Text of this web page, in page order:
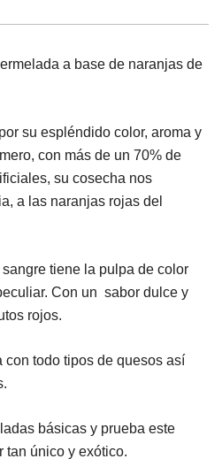
a base de naranjas de
su espléndido color, aroma y
con más de un 70% de
su cosecha nos
a las naranjas rojas del
tiene la pulpa de color
Con un sabor dulce y
rojos.
con todo tipos de quesos así
básicas y prueba este
tan único y exótico.